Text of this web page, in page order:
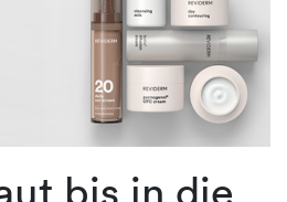
bis in die